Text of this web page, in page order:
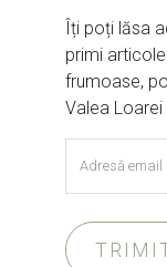
Îți poți lăsa
primi
frumoase,
Valea Loarei
email